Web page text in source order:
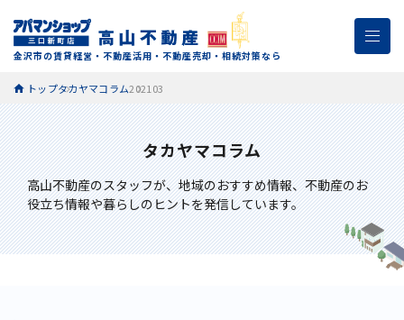
金沢市の賃貸経営・不動産活用・不動産売却・相続対策なら
トップタカヤマコラム202103
タカヤマコラム
高山不動産のスタッフが、地域のおすすめ情報、不動産のお
役立ち情報や暮らしのヒントを発信しています。